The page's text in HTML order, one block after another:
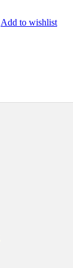
Add to wishlist